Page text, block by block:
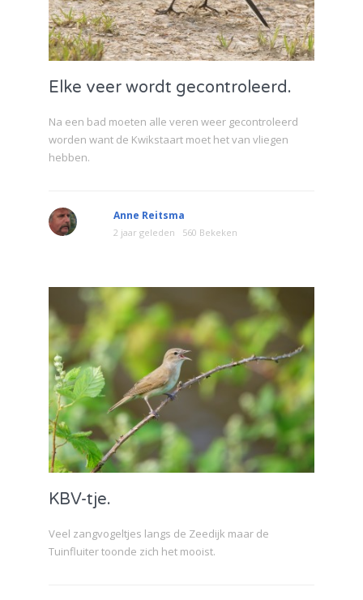
Elke veer wordt gecontroleerd.
Na een bad moeten alle veren weer gecontroleerd
worden want de Kwikstaart moet het van vliegen
hebben.
Anne Reitsma
2 jaar geleden 560 Bekeken
KBV-tje.
Veel zangvogeltjes langs de Zeedijk maar de
Tuinfluiter toonde zich het mooist.